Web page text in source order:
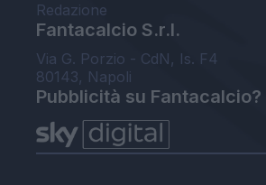
Redazione
Fantacalcio S.r.l.
Via G. Porzio - CdN, Is. F4
80143, Napoli
Pubblicità su Fantacalcio?